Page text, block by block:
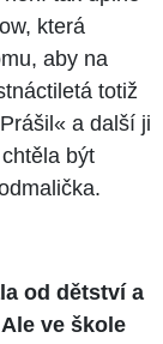
která
aby na
totiž
a další ji
být
od dětství a
ve škole